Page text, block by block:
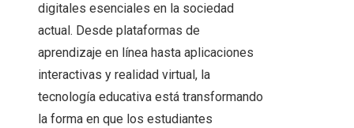
digitales esenciales en la sociedad
actual. Desde plataformas de
aprendizaje en línea hasta aplicaciones
interactivas y realidad virtual, la
tecnología educativa está transformando
la forma en que los estudiantes